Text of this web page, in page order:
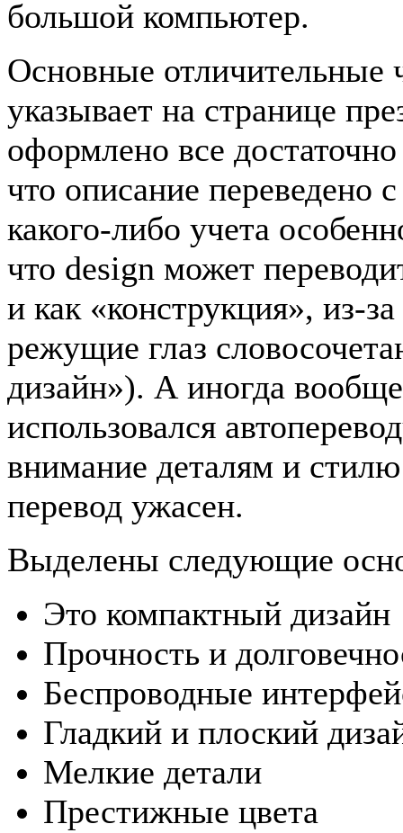
большой компьютер.
Основные отличительные
указывает на странице
оформлено все
что описание переведено
какого-либо учета
что design может
и как «конструкция», из-
режущие глаз
дизайн»). А иногда вообще
использовался
внимание деталям и
перевод ужасен.
Выделены следующие
Это компактный дизайн
Прочность и
Беспроводные
Гладкий и плоский
Мелкие детали
Престижные цвета